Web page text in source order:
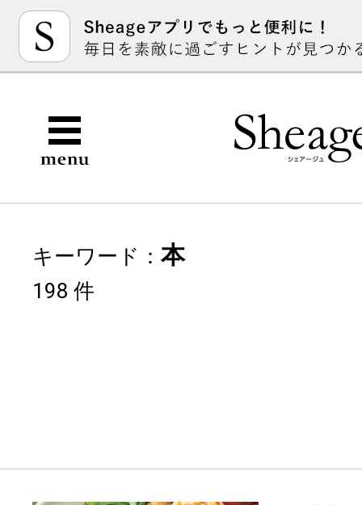
キーワード： 本
198 件